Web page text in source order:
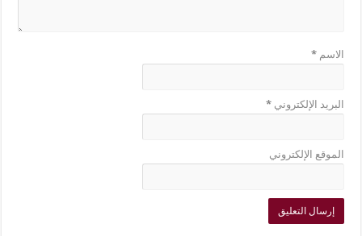
الاسم*
البريد الإلكتروني*
الموقع الإلكتروني